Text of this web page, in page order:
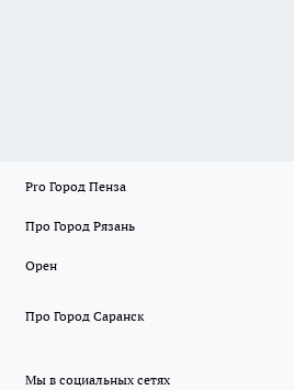
Pro Город Пенза
Про Город Рязань
Орен
Про Город Саранск
Мы в социальных сетях